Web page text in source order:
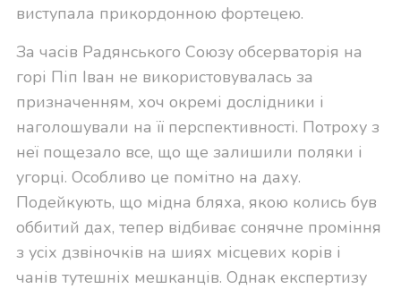
виступала прикордонною фортецею.
За часів Радянського Союзу обсерваторія на
горі Піп Іван не використовувалась за
призначенням, хоч окремі дослідники і
наголошували на її перспективності. Потроху з
неї пощезало все, що ще залишили поляки і
угорці. Особливо це помітно на даху.
Подейкують, що мідна бляха, якою колись був
оббитий дах, тепер відбиває сонячне проміння
з усіх дзвіночків на шиях місцевих корів і
чанів тутешніх мешканців. Однак експертизу